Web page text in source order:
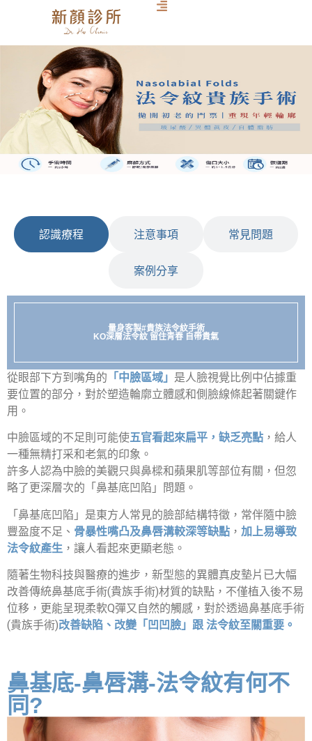
認識療程 注意事項 常見問題
案例分享
量身客製#貴族法令紋手術
KO深層法令紋 留住青春 自帶貴氣
從眼部下方到嘴角的 「中臉區域」 是人臉視覺比例中佔據重
要位置的部分，對於塑造輪廓立體感和側臉線條起著關鍵作
用。
中臉區域的不足則可能使五官看起來扁平，缺乏亮點 ，給人
一種無精打采和老氣的印象。
許多人認為中臉的美觀只與鼻樑和蘋果肌等部位有關，但忽
略了更深層次的「鼻基底凹陷」問題。
「鼻基底凹陷」是東方人常見的臉部結構特徵，常伴隨中臉
豐盈度不足、 骨暴性嘴凸及鼻唇溝較深等缺點 ， 加上易導致
法令紋產生 ，讓人看起來更顯老態。
隨著生物科技與醫療的進步，新型態的異體真皮墊片已大幅
改善傳統鼻基底手術(貴族手術)材質的缺點，不僅植入後不易
位移，更能呈現柔軟Q彈又自然的觸感，對於透過鼻基底手術
(貴族手術)改善缺陷、改變「凹凹臉」跟 法令紋至關重要。
鼻基底-鼻唇溝-法令紋有何不
同?